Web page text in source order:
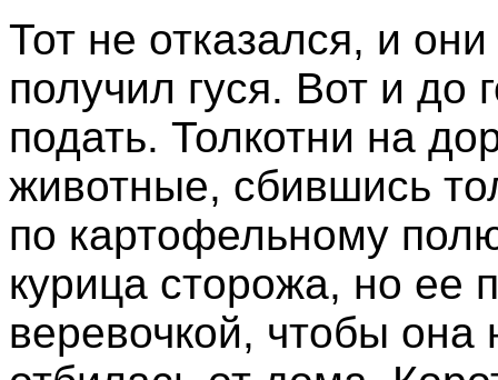
Тот не отказался, и
получил гуся. Вот и до
подать. Толкотни на
животные, сбившись
по картофельному
курица сторожа, но ее
веревочкой, чтобы она